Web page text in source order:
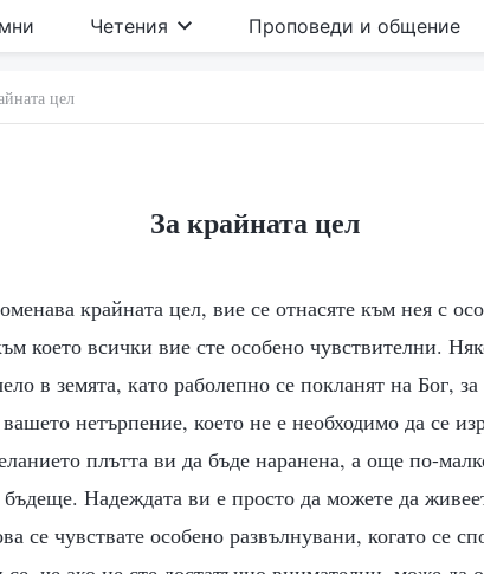
Четения Проповеди и общение
цел
За крайната цел
крайната цел, вие се отнасяте към нея с
което всички вие сте особено чувствителни.
в земята, като раболепно се покланят на Бог,
нетърпение, което не е необходимо да се
плътта ви да бъде наранена, а още по-
бъдеще. Надеждата ви е просто да можете да
се чувствате особено развълнувани, когато се